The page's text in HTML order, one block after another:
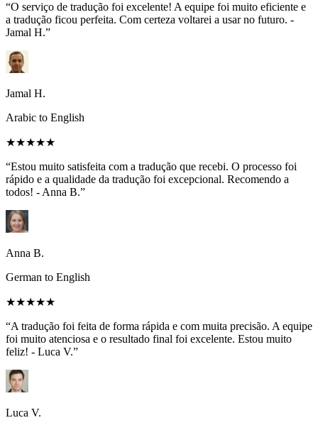
“O serviço de tradução foi excelente! A equipe foi muito eficiente e
a tradução ficou perfeita. Com certeza voltarei a usar no futuro. -
Jamal H.”
Jamal H.
Arabic to English
★★★★★
“Estou muito satisfeita com a tradução que recebi. O processo foi
rápido e a qualidade da tradução foi excepcional. Recomendo a
todos! - Anna B.”
Anna B.
German to English
★★★★★
“A tradução foi feita de forma rápida e com muita precisão. A equipe
foi muito atenciosa e o resultado final foi excelente. Estou muito
feliz! - Luca V.”
Luca V.